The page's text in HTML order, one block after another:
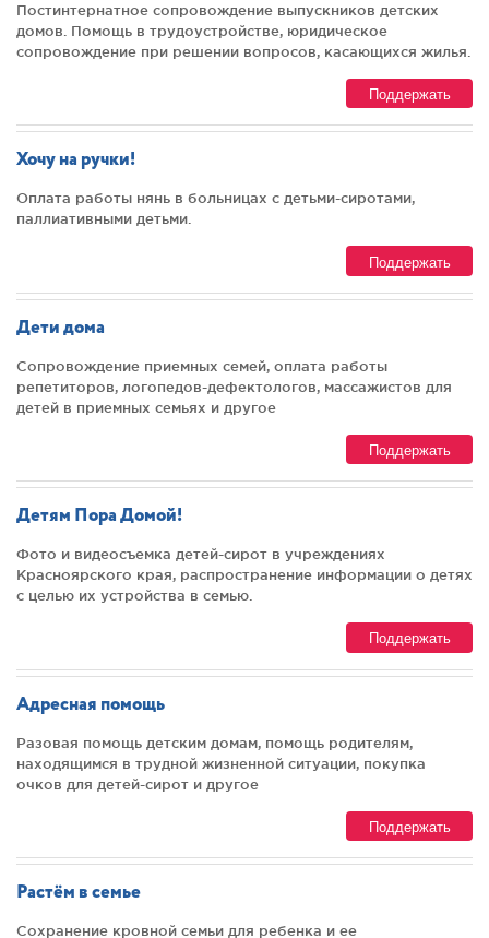
Постинтернатное сопровождение выпускников детских
домов. Помощь в трудоустройстве, юридическое
сопровождение при решении вопросов, касающихся жилья.
Поддержать
Хочу на ручки!
Оплата работы нянь в больницах с детьми-сиротами,
паллиативными детьми.
Поддержать
Дети дома
Сопровождение приемных семей, оплата работы
репетиторов, логопедов-дефектологов, массажистов для
детей в приемных семьях и другое
Поддержать
Детям Пора Домой!
Фото и видеосъемка детей-сирот в учреждениях
Красноярского края, распространение информации о детях
с целью их устройства в семью.
Поддержать
Адресная помощь
Разовая помощь детским домам, помощь родителям,
находящимся в трудной жизненной ситуации, покупка
очков для детей-сирот и другое
Поддержать
Растём в семье
Сохранение кровной семьи для ребенка и ее